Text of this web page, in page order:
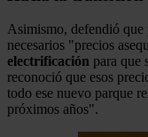
Asimismo, defendió que
necesarios "precios
electrificación para que
reconoció que esos
todo ese nuevo parque
próximos años".